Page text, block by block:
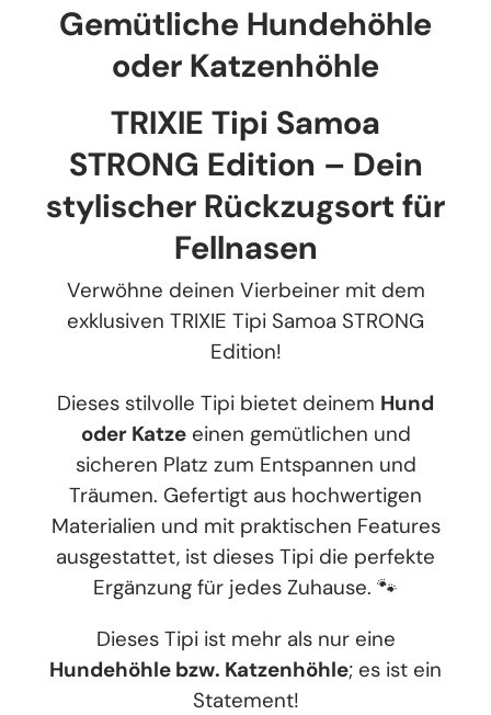
Gemütliche Hundehöhle
oder Katzenhöhle
TRIXIE Tipi Samoa
STRONG Edition – Dein
stylischer Rückzugsort für
Fellnasen
Verwöhne deinen Vierbeiner mit dem
exklusiven TRIXIE Tipi Samoa STRONG
Edition!
Dieses stilvolle Tipi bietet deinem Hund
oder Katzeeinen gemütlichen und
sicheren Platz zum Entspannen und
Träumen. Gefertigt aus hochwertigen
Materialien und mit praktischen Features
ausgestattet, ist dieses Tipi die perfekte
Ergänzung für jedes Zuhause. 🐾
Dieses Tipi ist mehr als nur eine
Hundehöhle bzw. Katzenhöhle; es ist ein
Statement!